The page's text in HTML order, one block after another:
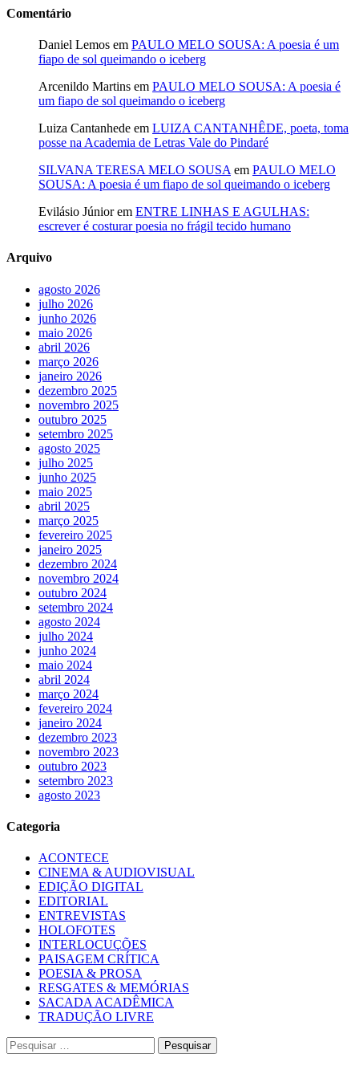
Comentário
Daniel Lemos em PAULO MELO SOUSA: A poesia é um
fiapo de sol queimando o iceberg
Arcenildo Martins em PAULO MELO SOUSA: A poesia é
um fiapo de sol queimando o iceberg
Luiza Cantanhede em LUIZA CANTANHÊDE, poeta, toma
posse na Academia de Letras Vale do Pindaré
SILVANA TERESA MELO SOUSA em PAULO MELO
SOUSA: A poesia é um fiapo de sol queimando o iceberg
Evilásio Júniorem ENTRE LINHAS E AGULHAS:
escrever é costurar poesia no frágil tecido humano
Arquivo
agosto 2026
julho 2026
junho 2026
maio 2026
abril 2026
março 2026
janeiro 2026
dezembro 2025
novembro 2025
outubro 2025
setembro 2025
agosto 2025
julho 2025
junho 2025
maio 2025
abril 2025
março 2025
fevereiro 2025
janeiro 2025
dezembro 2024
novembro 2024
outubro 2024
setembro 2024
agosto 2024
julho 2024
junho 2024
maio 2024
abril 2024
março 2024
fevereiro 2024
janeiro 2024
dezembro 2023
novembro 2023
outubro 2023
setembro 2023
agosto 2023
Categoria
ACONTECE
CINEMA & AUDIOVISUAL
EDIÇÃO DIGITAL
EDITORIAL
ENTREVISTAS
HOLOFOTES
INTERLOCUÇÕES
PAISAGEM CRÍTICA
POESIA & PROSA
RESGATES & MEMÓRIAS
SACADA ACADÊMICA
TRADUÇÃO LIVRE
Pesquisar
por: